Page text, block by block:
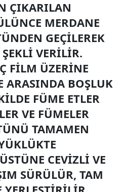
ÇIKARILAN
MERDANE
GEÇILEREK
VERILIR.
FILM ÜZERINE
ARASINDA BOŞLUK
FÜME ETLER
VE FÜMELER
TAMAMEN
CEVIZLI VE
SÜRÜLÜR, TAM